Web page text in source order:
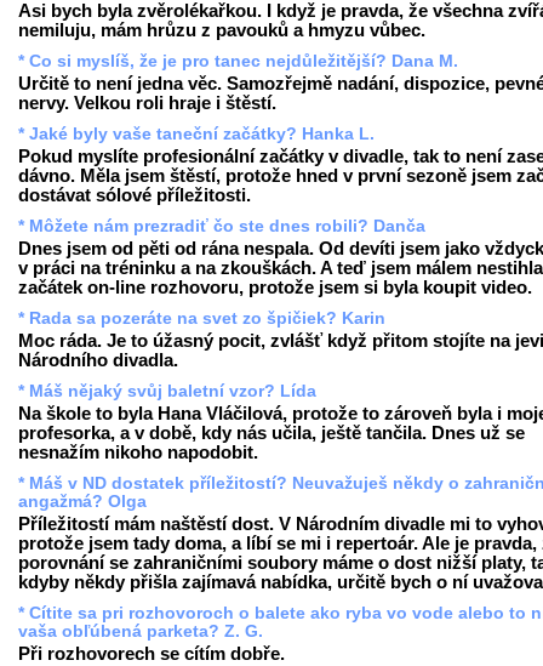
Asi bych byla zvěrolékařkou. I když je pravda, že všechna
nemiluju, mám hrůzu z pavouků a hmyzu vůbec.
* Co si myslíš, že je pro tanec nejdůležitější? Dana M.
Určitě to není jedna věc. Samozřejmě nadání, dispozice,
nervy. Velkou roli hraje i štěstí.
* Jaké byly vaše taneční začátky? Hanka L.
Pokud myslíte profesionální začátky v divadle, tak to není
dávno. Měla jsem štěstí, protože hned v první sezoně jsem
dostávat sólové příležitosti.
* Môžete nám prezradiť čo ste dnes robili? Danča
Dnes jsem od pěti od rána nespala. Od devíti jsem jako
v práci na tréninku a na zkouškách. A teď jsem málem nestihla
začátek on-line rozhovoru, protože jsem si byla koupit video.
* Rada sa pozeráte na svet zo špičiek? Karin
Moc ráda. Je to úžasný pocit, zvlášť když přitom stojíte na
Národního divadla.
* Máš nějaký svůj baletní vzor? Lída
Na škole to byla Hana Vláčilová, protože to zároveň byla i
profesorka, a v době, kdy nás učila, ještě tančila. Dnes už se
nesnažím nikoho napodobit.
* Máš v ND dostatek příležitostí? Neuvažuješ někdy o
angažmá? Olga
Příležitostí mám naštěstí dost. V Národním divadle mi to
protože jsem tady doma, a líbí se mi i repertoár. Ale je pravda,
porovnání se zahraničními soubory máme o dost nižší platy,
kdyby někdy přišla zajímavá nabídka, určitě bych o ní
* Cítite sa pri rozhovoroch o balete ako ryba vo vode alebo to
vaša obľúbená parketa? Z. G.
Při rozhovorech se cítím dobře.